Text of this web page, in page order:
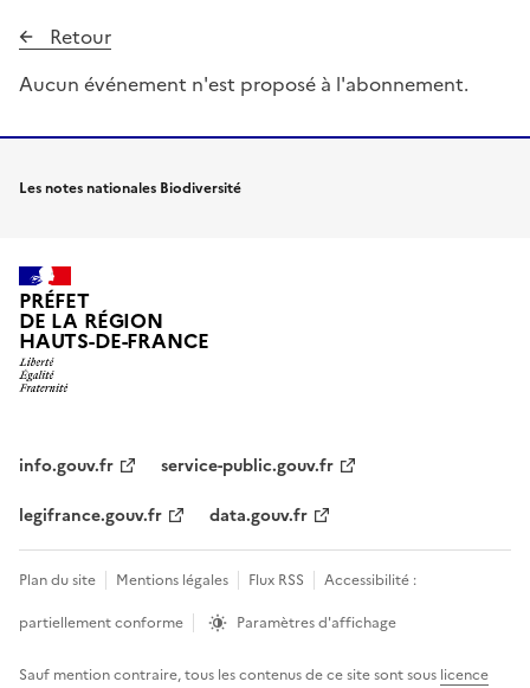
Retour
Aucun événement n'est proposé à l'abonnement.
Les notes nationales Biodiversité
PRÉFET
DE LA RÉGION
HAUTS-DE-FRANCE
info.gouv.fr
service-public.gouv.fr
legifrance.gouv.fr
data.gouv.fr
Plan du site Mentions légales Flux RSS
Accessibilité :
partiellement conforme
Paramètres d'affichage
Sauf mention contraire, tous les contenus de ce site sont sous licence